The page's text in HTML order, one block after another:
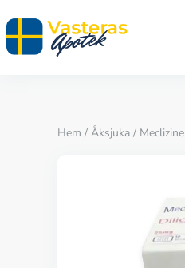
Hem / Åksjuka / Meclizine